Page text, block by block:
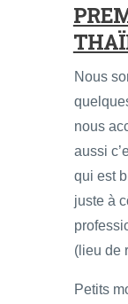
Nous
nous
aussi
qui est
juste à
(lieu de
Petits